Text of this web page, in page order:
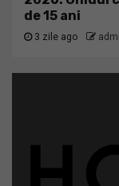
de 15 ani
3 zile ago